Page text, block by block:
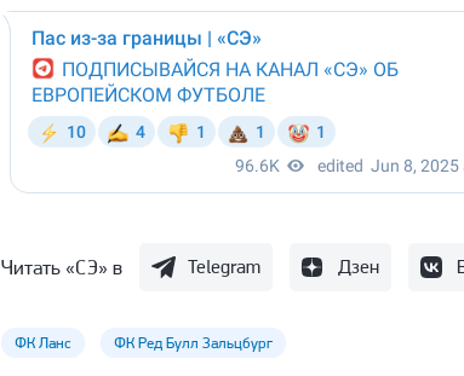
Читать «СЭ» в Telegram Дзен
ФК Ланс ФК Ред Булл Зальцбург